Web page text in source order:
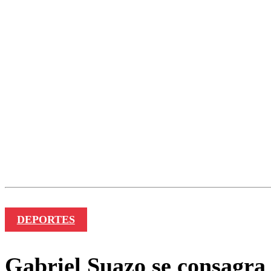
DEPORTES
Gabriel Suazo se